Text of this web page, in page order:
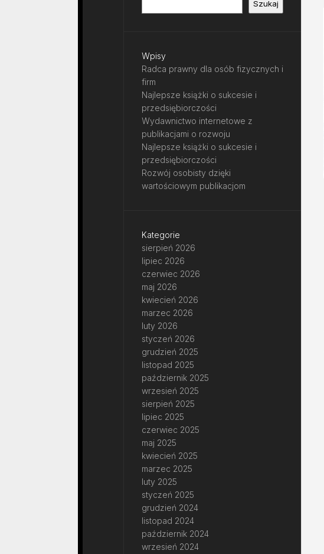
Szukaj
Wpisy
Radca prawny dla osób fizycznych i
firm
Najlepsze książki o sukcesie i
przedsiębiorczości
Wydawnictwo internetowe z
publikacjami o rozwoju
Najlepsze książki o sukcesie i
przedsiębiorczości
Rozwój osobisty dzięki
wartościowym publikacjom
Kategorie
sierpień 2026
lipiec 2026
czerwiec 2026
maj 2026
kwiecień 2026
marzec 2026
luty 2026
styczeń 2026
grudzień 2025
listopad 2025
październik 2025
wrzesień 2025
sierpień 2025
lipiec 2025
czerwiec 2025
maj 2025
kwiecień 2025
marzec 2025
luty 2025
styczeń 2025
grudzień 2024
listopad 2024
październik 2024
wrzesień 2024